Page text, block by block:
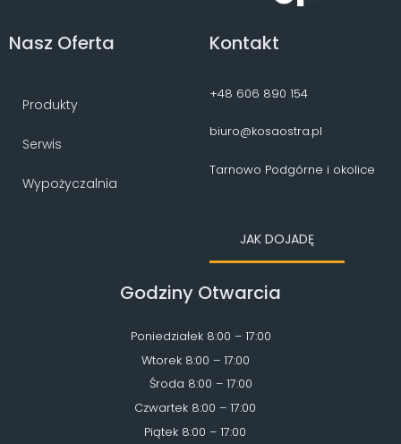
Nasz Oferta
Produkty
Serwis
Wypożyczalnia
Kontakt
+48 606 890 154
biuro@kosaostra.pl
Tarnowo Podgórne i okolice
JAK DOJADĘ
Godziny Otwarcia
Poniedziałek 8:00 – 17:00
Wtorek 8:00 – 17:00
Środa 8:00 – 17:00
Czwartek 8:00 – 17:00
Piątek 8:00 – 17:00